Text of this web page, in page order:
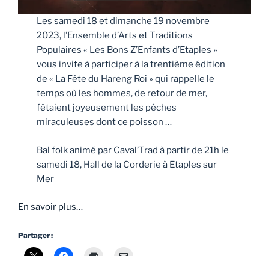
Les samedi 18 et dimanche 19 novembre
2023, l’Ensemble d’Arts et Traditions
Populaires « Les Bons Z’Enfants d’Etaples »
vous invite à participer à la trentième édition
de « La Fête du Hareng Roi » qui rappelle le
temps où les hommes, de retour de mer,
fêtaient joyeusement les pêches
miraculeuses dont ce poisson …
Bal folk animé par Caval’Trad à partir de 21h le
samedi 18, Hall de la Corderie à Etaples sur
Mer
En savoir plus…
Partager :